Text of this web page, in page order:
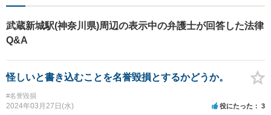
事務所を目指しています。
【初回面談無料】法律トラブ
ルでお悩みの方は、お気軽に
武蔵新城駅(神奈川県)周辺の表示中の弁護士が回答した法律
Q&A
怪しいと書き込むことを名誉毀損とするかどうか。
#名誉毀損
2024年03月27日(水) 役にたった 3